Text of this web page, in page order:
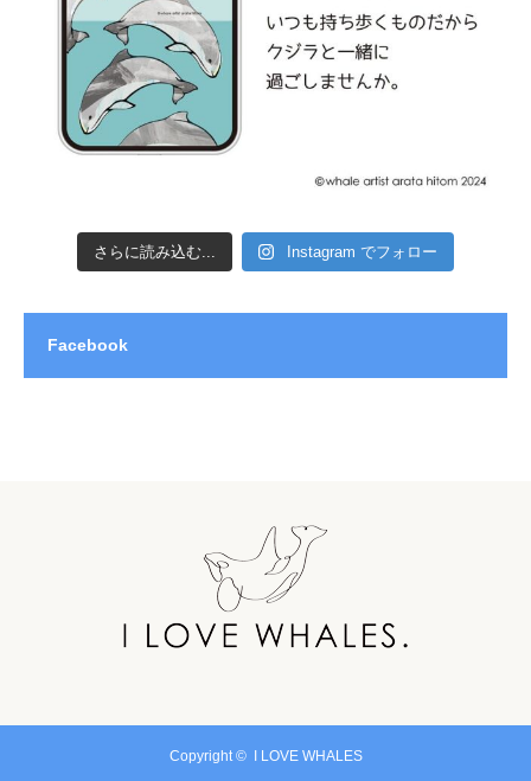
さらに読み込む... Instagram でフォロー
Facebook
Copyright © I LOVE WHALES